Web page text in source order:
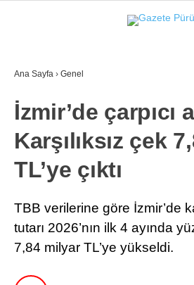
YEREL YÖNETIMLER
GÜNCEL
EKONOMI
SAĞLIK
KÜLTÜR-SANAT
Ana Sayfa › Genel
İzmir’de çarpıcı
Karşılıksız çek
TL’ye çıktı
TBB verilerine göre İzmir’de
tutarı 2026’nın ilk 4 ayında
7,84 milyar TL’ye yükseldi.